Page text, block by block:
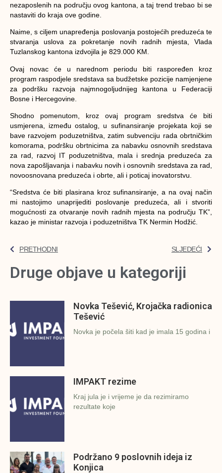
nezaposlenih na području ovog kantona, a taj trend trebao bi se
nastaviti do kraja ove godine.
Naime, s ciljem unapređenja poslovanja postojećih preduzeća te
stvaranja uslova za pokretanje novih radnih mjesta, Vlada
Tuzlanskog kantona izdvojila je 829.000 KM.
Ovaj novac će u narednom periodu biti raspoređen kroz
program raspodjele sredstava sa budžetske pozicije namjenjene
za podršku razvoja najmnogoljudnijeg kantona u Federaciji
Bosne i Hercegovine.
Shodno pomenutom, kroz ovaj program sredstva će biti
usmjerena, između ostalog, u sufinansiranje projekata koji se
bave razvojem poduzetništva, zatim subvenciju rada obrtničkim
komorama, podršku obrtnicima za nabavku osnovnih sredstava
za rad, razvoj IT poduzetništva, mala i srednja preduzeća za
nova zapošljavanja i nabavku novih i osnovnih sredstava za rad,
novoosnovana preduzeća i obrte, ali i poticaj inovatorstvu.
“Sredstva će biti plasirana kroz sufinansiranje, a na ovaj način
mi nastojimo unaprijediti poslovanje preduzeća, ali i stvoriti
mogućnosti za otvaranje novih radnih mjesta na području TK”,
kazao je ministar razvoja i poduzetništva TK Nermin Hodžić.
PRETHODNI SLJEDEĆI
Druge objave u kategoriji
Novka Tešević, Krojačka radionica
Tešević
Novka je počela šiti kad je imala 15 godina i
IMPAKT rezime
Kraj jula je i vrijeme je da rezimiramo
rezultate koje
Podržano 9 poslovnih ideja iz
Konjica